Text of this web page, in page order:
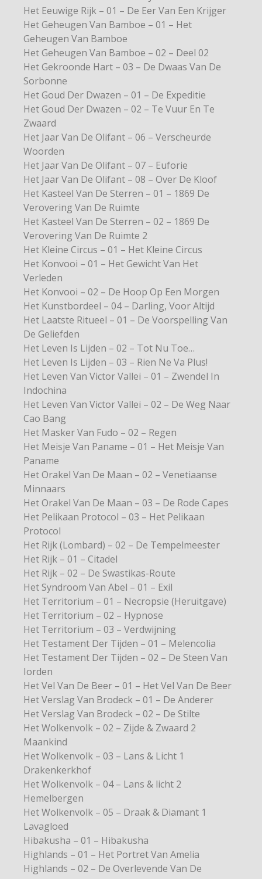
Het Eeuwige Rijk – 01 – De Eer Van Een Krijger
Het Geheugen Van Bamboe – 01 – Het
Geheugen Van Bamboe
Het Geheugen Van Bamboe – 02 – Deel 02
Het Gekroonde Hart – 03 – De Dwaas Van De
Sorbonne
Het Goud Der Dwazen – 01 – De Expeditie
Het Goud Der Dwazen – 02 – Te Vuur En Te
Zwaard
Het Jaar Van De Olifant – 06 – Verscheurde
Woorden
Het Jaar Van De Olifant – 07 – Euforie
Het Jaar Van De Olifant – 08 – Over De Kloof
Het Kasteel Van De Sterren – 01 – 1869 De
Verovering Van De Ruimte
Het Kasteel Van De Sterren – 02 – 1869 De
Verovering Van De Ruimte 2
Het Kleine Circus – 01 – Het Kleine Circus
Het Konvooi – 01 – Het Gewicht Van Het
Verleden
Het Konvooi – 02 – De Hoop Op Een Morgen
Het Kunstbordeel – 04 – Darling, Voor Altijd
Het Laatste Ritueel – 01 – De Voorspelling Van
De Geliefden
Het Leven Is Lijden – 02 – Tot Nu Toe…
Het Leven Is Lijden – 03 – Rien Ne Va Plus!
Het Leven Van Victor Vallei – 01 – Zwendel In
Indochina
Het Leven Van Victor Vallei – 02 – De Weg Naar
Cao Bang
Het Masker Van Fudo – 02 – Regen
Het Meisje Van Paname – 01 – Het Meisje Van
Paname
Het Orakel Van De Maan – 02 – Venetiaanse
Minnaars
Het Orakel Van De Maan – 03 – De Rode Capes
Het Pelikaan Protocol – 03 – Het Pelikaan
Protocol
Het Rijk (Lombard) – 02 – De Tempelmeester
Het Rijk – 01 – Citadel
Het Rijk – 02 – De Swastikas-Route
Het Syndroom Van Abel – 01 – Exil
Het Territorium – 01 – Necropsie (Heruitgave)
Het Territorium – 02 – Hypnose
Het Territorium – 03 – Verdwijning
Het Testament Der Tijden – 01 – Melencolia
Het Testament Der Tijden – 02 – De Steen Van
Iorden
Het Vel Van De Beer – 01 – Het Vel Van De Beer
Het Verslag Van Brodeck – 01 – De Anderer
Het Verslag Van Brodeck – 02 – De Stilte
Het Wolkenvolk – 02 – Zijde & Zwaard 2
Maankind
Het Wolkenvolk – 03 – Lans & Licht 1
Drakenkerkhof
Het Wolkenvolk – 04 – Lans & licht 2
Hemelbergen
Het Wolkenvolk – 05 – Draak & Diamant 1
Lavagloed
Hibakusha – 01 – Hibakusha
Highlands – 01 – Het Portret Van Amelia
Highlands – 02 – De Overlevende Van De